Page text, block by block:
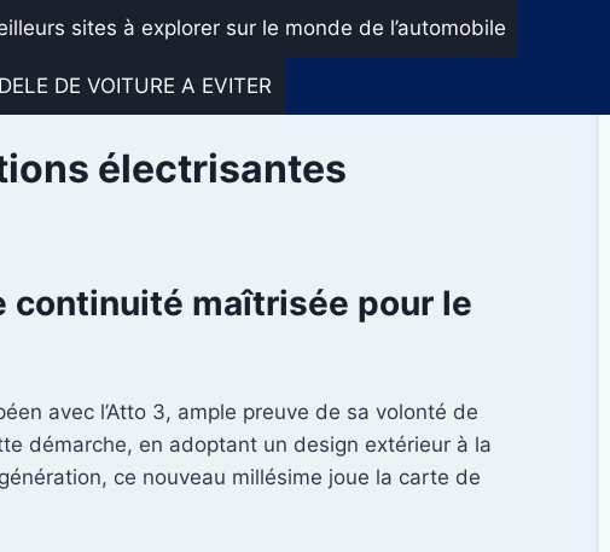
sites à explorer sur le monde de l’automobile
DE VOITURE A EVITER
électrisantes
continuité maîtrisée pour le
avec l’Atto 3, ample preuve de sa volonté de
démarche, en adoptant un design extérieur à la
ce nouveau millésime joue la carte de